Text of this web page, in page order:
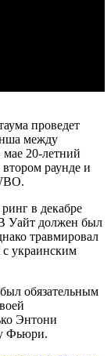
проведет
между
20-летний
раунде и
в декабре
В Уайт должен был
травмировал
с украинским
обязательным
Энтони
Фьюри.